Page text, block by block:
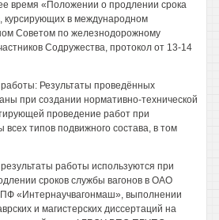
время «Положении о продлении срока
курсирующих в международном
Советом по железнодорожному
Содружества, протокол от 13-14
Результаты проведённых
при создании нормативно-технической
проведение работ при
типов подвижного состава, в том
работы используются при
сроков службы вагонов в ОАО
«Интернаучвагонмаш», выполнении
и магистерских диссертаций на